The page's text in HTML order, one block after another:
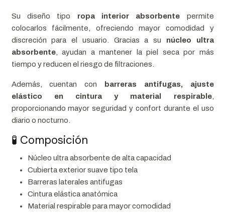
Su diseño tipo ropa interior absorbente permite
colocarlos fácilmente, ofreciendo mayor comodidad y
discreción para el usuario. Gracias a su núcleo ultra
absorbente, ayudan a mantener la piel seca por más
tiempo y reducen el riesgo de filtraciones.
Además, cuentan con
barreras antifugas, ajuste
elástico en cintura y material respirable,
proporcionando mayor seguridad y confort durante el uso
diario o nocturno.
🧪 Composición
Núcleo ultra absorbente de alta capacidad
Cubierta exterior suave tipo tela
Barreras laterales antifugas
Cintura elástica anatómica
Material respirable para mayor comodidad